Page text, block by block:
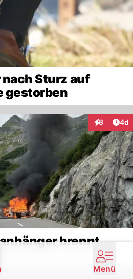
Sturz auf
gestorben
8 4d
brennt
Menü